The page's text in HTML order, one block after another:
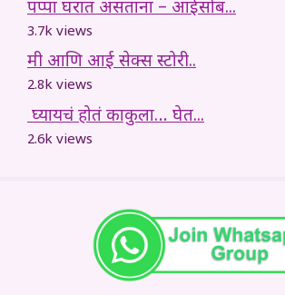
पप्पा घरात असताना – आईसोब...
3.7k views
मी आणि आई सेक्स स्टोरी..
2.8k views
घ्यायचं होतं काकुला… घेत...
2.6k views